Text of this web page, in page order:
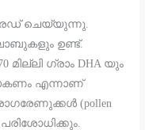
ചെയ്യുന്നു.
ഉണ്ട്‌.
മില്ലി ഗ്രാം DHA യും
എന്നാണ്
(pollen